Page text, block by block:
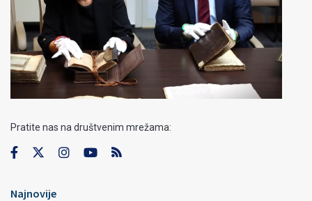
Pratite nas na društvenim mrežama:
Najnovije